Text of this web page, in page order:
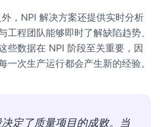
，NPI 解决方案还提供实时分析
工程团队能够即时了解缺陷趋势、
些数据在 NPI 阶段至关重要，因
一次生产运行都会产生新的经验。
定了质量项目的成败。当